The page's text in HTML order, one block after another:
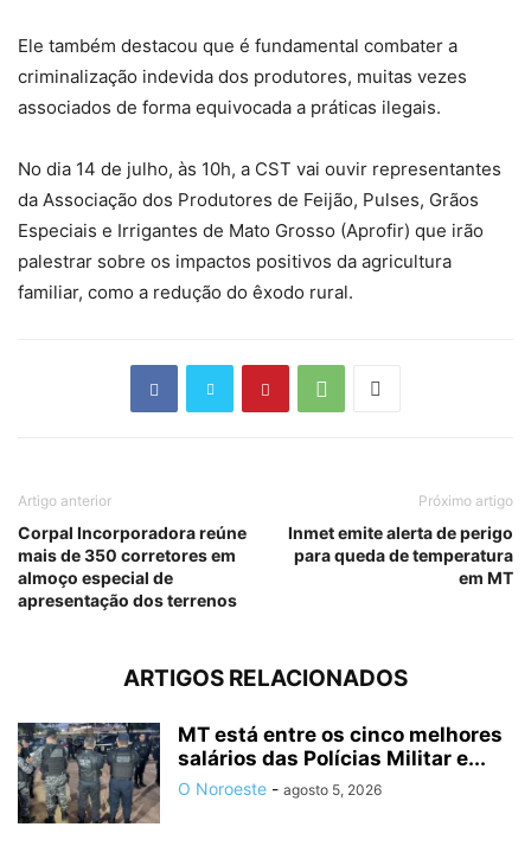
Ele também destacou que é fundamental combater a
criminalização indevida dos produtores, muitas vezes
associados de forma equivocada a práticas ilegais.
No dia 14 de julho, às 10h, a CST vai ouvir representantes
da Associação dos Produtores de Feijão, Pulses, Grãos
Especiais e Irrigantes de Mato Grosso (Aprofir) que irão
palestrar sobre os impactos positivos da agricultura
familiar, como a redução do êxodo rural.
Artigo anterior
Corpal Incorporadora reúne
mais de 350 corretores em
almoço especial de
apresentação dos terrenos
Próximo artigo
Inmet emite alerta de perigo
para queda de temperatura
em MT
ARTIGOS RELACIONADOS
MT está entre os cinco melhores
salários das Polícias Militar e...
O Noroeste - agosto 5, 2026